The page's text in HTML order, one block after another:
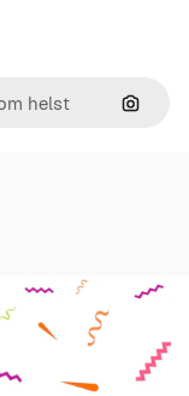
Sök